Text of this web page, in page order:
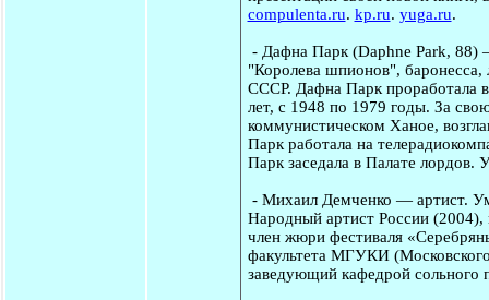
compulenta.ru. kp.ru. yuga.ru.
- Дафна Парк(Daphne Park, 88)
"Королева шпионов", баронесса,
СССР. Дафна Парк проработала
лет, с 1948 по 1979 годы. За
коммунистическом Ханое,
Парк работала на
Парк заседала в Палате лордов.
- Михаил Демченко — артист.
Народный артист России (2004),
член жюри фестиваля
факультета МГУКИ (Московского
заведующий кафедрой